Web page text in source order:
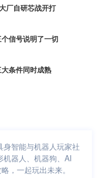
厂自研芯战开打
信号说明了一切
条件同时成熟
身智能与机器人玩家社
机器人、机器狗、AI
，一起玩出未来。